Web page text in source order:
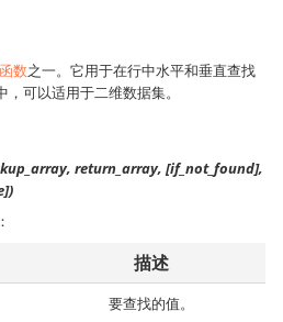
数之一。它用于在行中水平和垂直查找
可以适用于二维数据集。
return_array, [if_not_found],
描述
要查找的值。